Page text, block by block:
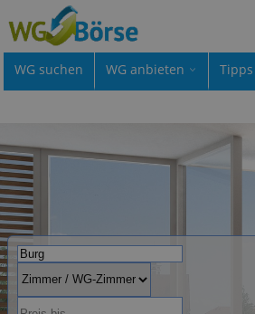
WG suchen WG anbieten Tipps